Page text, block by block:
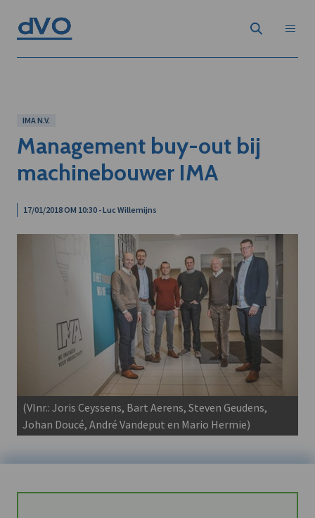
IMA N.V.
Management buy-out bij
machinebouwer IMA
17/01/2018 OM 10:30 - Luc Willemijns
(Vlnr.: Joris Ceyssens, Bart Aerens, Steven Geudens,
Johan Doucé, André Vandeput en Mario Hermie)